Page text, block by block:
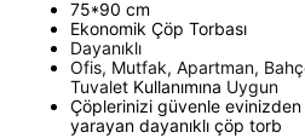
75*90 cm
Ekonomik Çöp Torbası
Dayanıklı
Ofis, Mutfak, Apartman,
Tuvalet Kullanımına Uygun
Çöplerinizi güvenle evinizden
yarayan dayanıklı çöp torb